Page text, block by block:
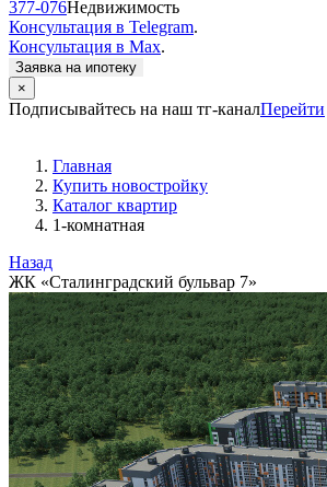
377-076Недвижимость
Консультация в Telegram.
Консультация в Max.
Заявка на ипотеку
×
Подписывайтесь на наш тг-каналПерейти
Главная
Купить новостройку
Каталог квартир
1-комнатная
Назад
ЖК «Сталинградский бульвар 7»